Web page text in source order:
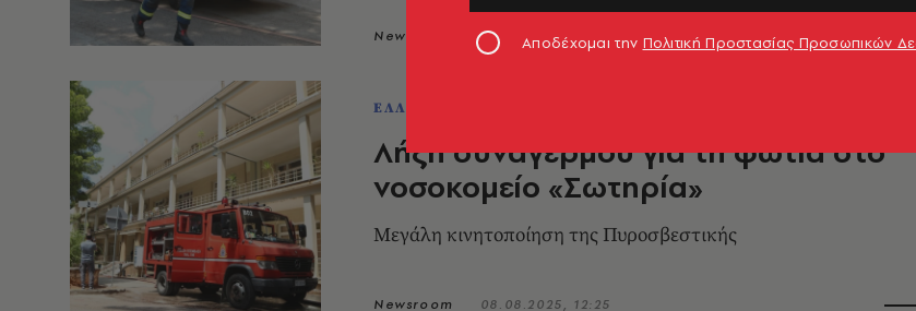
Newsroom 08.08.2025, 17:26
ΕΛΛΑΔΑ
Λήξη συναγερμού για τη φωτιά στο
νοσοκομείο «Σωτηρία»
Μεγάλη κινητοποίηση της Πυροσβεστικής
Newsroom 08.08.2025, 12:25
Αποδέχομαι την Πολιτική Προστασίας Προσωπικών